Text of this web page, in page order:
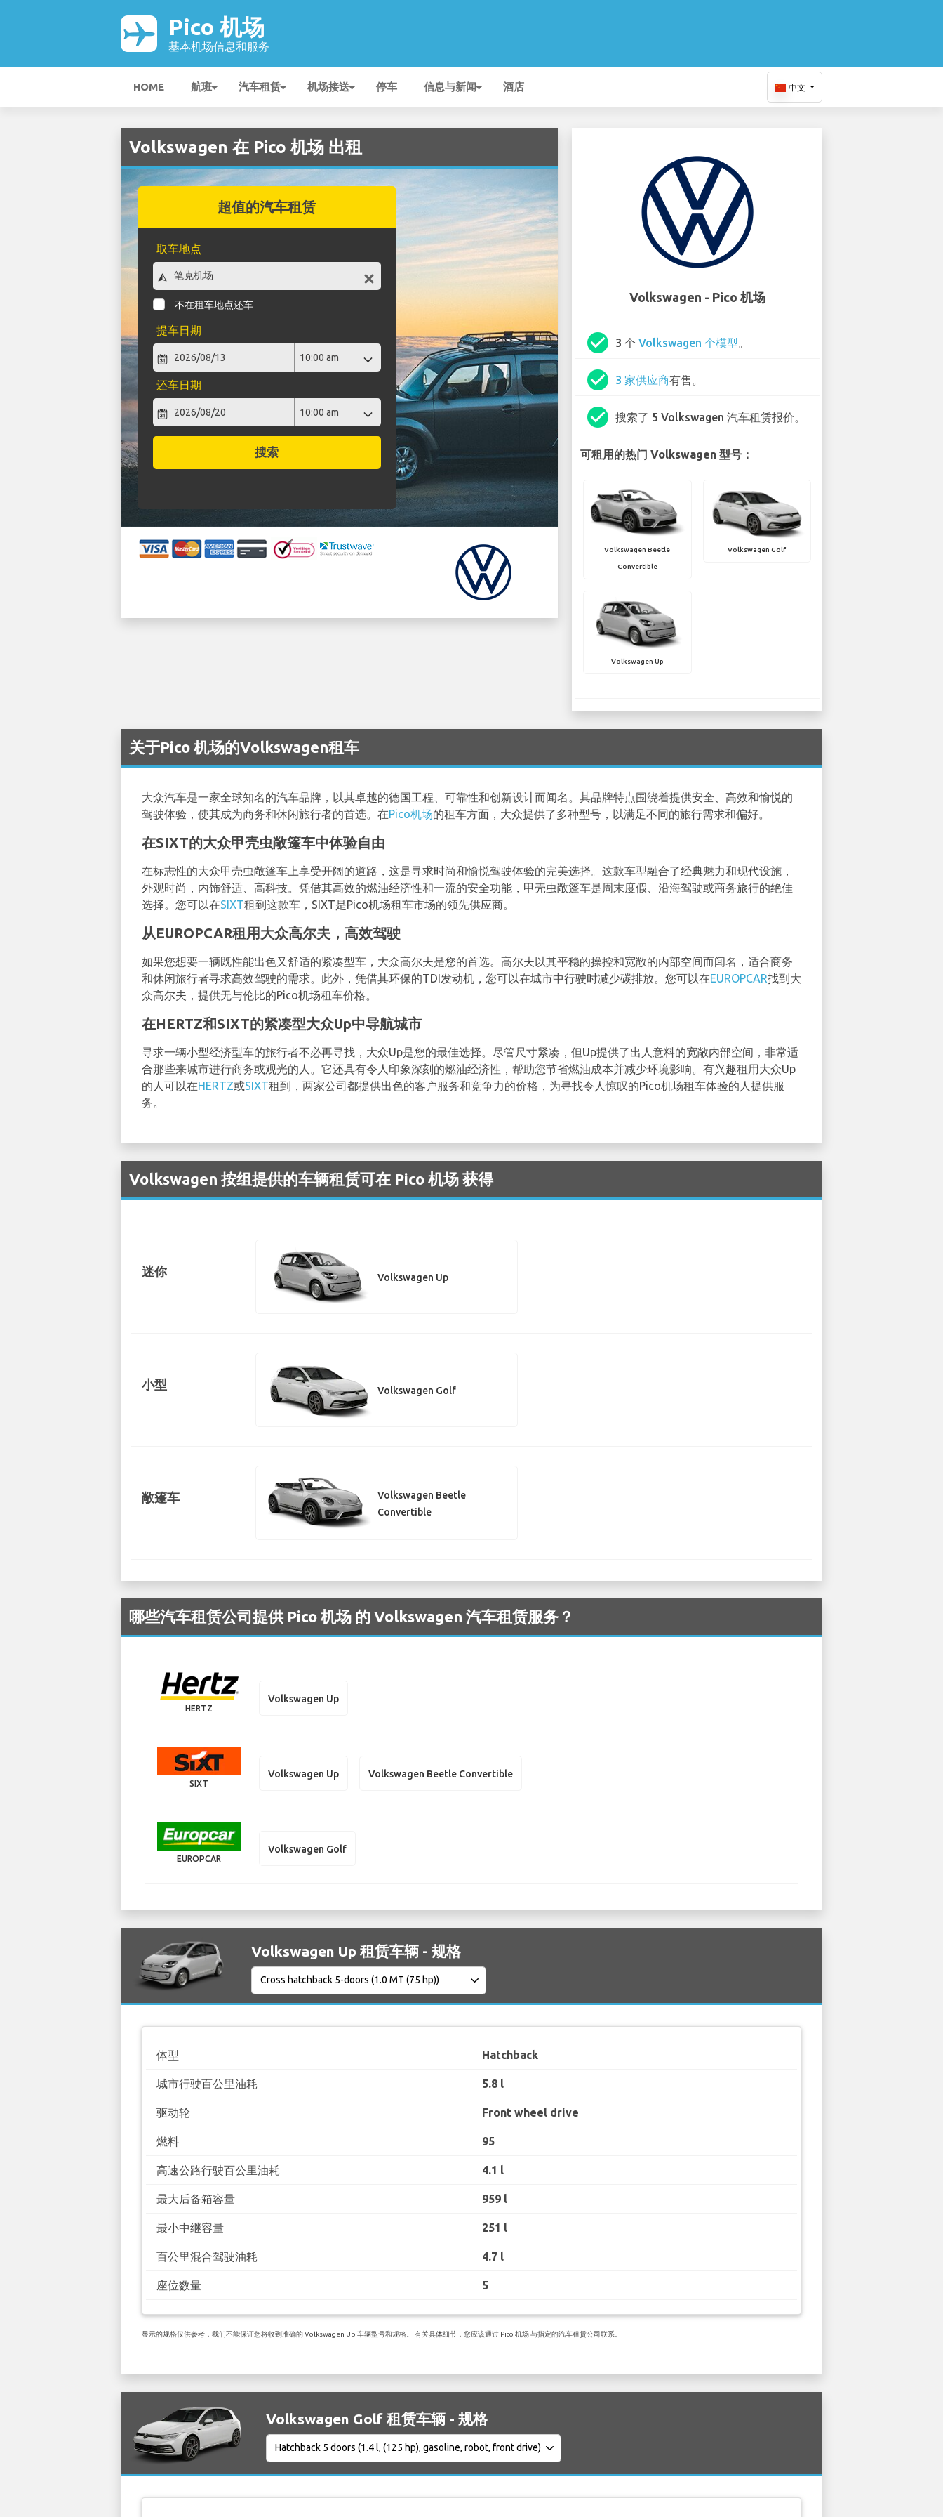
Pico 机场
基本机场信息和服务
HOME 航班 汽车租赁 机场接送 停车 信息与新闻 酒店 中文
Volkswagen 在 Pico 机场 出租
超值的汽车租赁
取车地点
不在租车地点还车
提车日期
还车日期
搜索
Volkswagen - Pico 机场
check_circle 3 个Volkswagen 个模型。
check_circle 3 家供应商有售。
check_circle 搜索了 5 Volkswagen 汽车租赁报价。
可租用的热门 Volkswagen 型号：
Volkswagen Beetle
Convertible
Volkswagen Golf
Volkswagen Up
关于Pico 机场的Volkswagen租车
大众汽车是一家全球知名的汽车品牌，以其卓越的德国工程、可靠性和创新设计而闻名。其品牌特点围绕着提供安全、高效和愉悦的
驾驶体验，使其成为商务和休闲旅行者的首选。在Pico机场的租车方面，大众提供了多种型号，以满足不同的旅行需求和偏好。
在SIXT的大众甲壳虫敞篷车中体验自由
在标志性的大众甲壳虫敞篷车上享受开阔的道路，这是寻求时尚和愉悦驾驶体验的完美选择。这款车型融合了经典魅力和现代设施，
外观时尚，内饰舒适、高科技。凭借其高效的燃油经济性和一流的安全功能，甲壳虫敞篷车是周末度假、沿海驾驶或商务旅行的绝佳
选择。您可以在SIXT租到这款车，SIXT是Pico机场租车市场的领先供应商。
从EUROPCAR租用大众高尔夫，高效驾驶
如果您想要一辆既性能出色又舒适的紧凑型车，大众高尔夫是您的首选。高尔夫以其平稳的操控和宽敞的内部空间而闻名，适合商务
和休闲旅行者寻求高效驾驶的需求。此外，凭借其环保的TDI发动机，您可以在城市中行驶时减少碳排放。您可以在EUROPCAR找到大
众高尔夫，提供无与伦比的Pico机场租车价格。
在HERTZ和SIXT的紧凑型大众Up中导航城市
寻求一辆小型经济型车的旅行者不必再寻找，大众Up是您的最佳选择。尽管尺寸紧凑，但Up提供了出人意料的宽敞内部空间，非常适
合那些来城市进行商务或观光的人。它还具有令人印象深刻的燃油经济性，帮助您节省燃油成本并减少环境影响。有兴趣租用大众Up
的人可以在HERTZ或SIXT租到，两家公司都提供出色的客户服务和竞争力的价格，为寻找令人惊叹的Pico机场租车体验的人提供服
务。
Volkswagen 按组提供的车辆租赁可在 Pico 机场 获得
迷你 Volkswagen Up
小型 Volkswagen Golf
敞篷车
Volkswagen Beetle
Convertible
哪些汽车租赁公司提供 Pico 机场 的 Volkswagen 汽车租赁服务？
HERTZ
Volkswagen Up
SIXT
Volkswagen Up Volkswagen Beetle Convertible
EUROPCAR
Volkswagen Golf
Volkswagen Up 租赁车辆 - 规格
体型 Hatchback
城市行驶百公里油耗 5.8 l
驱动轮 Front wheel drive
燃料 95
高速公路行驶百公里油耗 4.1 l
最大后备箱容量 959 l
最小中继容量 251 l
百公里混合驾驶油耗 4.7 l
座位数量 5
显示的规格仅供参考，我们不能保证您将收到准确的 Volkswagen Up 车辆型号和规格。 有关具体细节，您应该通过 Pico 机场 与指定的汽车租赁公司联系。
Volkswagen Golf 租赁车辆 - 规格